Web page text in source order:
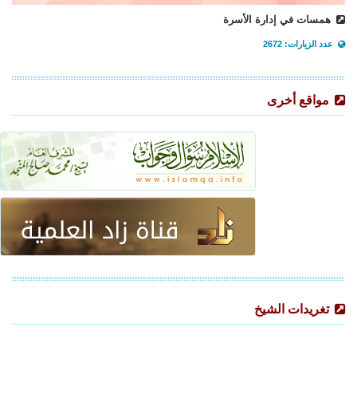
همسات في إدارة الأسرة
عدد الزيارات: 2672
مواقع أخرى
تغريدات الشيخ